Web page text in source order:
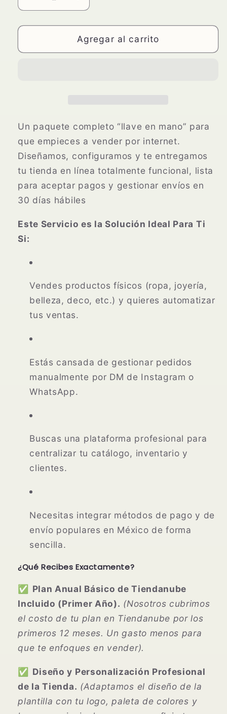
cantidad
para
WEB
cantidad
para
PÁGINA
WEB
Agregar al carrito
Un paquete completo “llave en mano” para
que empieces a vender por internet.
Diseñamos, configuramos y te entregamos
tu tienda en línea totalmente funcional, lista
para aceptar pagos y gestionar envíos en
30 días hábiles
Este Servicio es la Solución Ideal Para Ti
Si:
Vendes productos físicos (ropa, joyería,
belleza, deco, etc.) y quieres automatizar
tus ventas.
Estás cansada de gestionar pedidos
manualmente por DM de Instagram o
WhatsApp.
Buscas una plataforma profesional para
centralizar tu catálogo, inventario y
clientes.
Necesitas integrar métodos de pago y de
envío populares en México de forma
sencilla.
¿Qué Recibes Exactamente?
✅ Plan Anual Básico de Tiendanube
Incluido (Primer Año). (Nosotros cubrimos
el costo de tu plan en Tiendanube por los
primeros 12 meses. Un gasto menos para
que te enfoques en vender).
✅ Diseño y Personalización Profesional
de la Tienda. (Adaptamos el diseño de la
plantilla con tu logo, paleta de colores y